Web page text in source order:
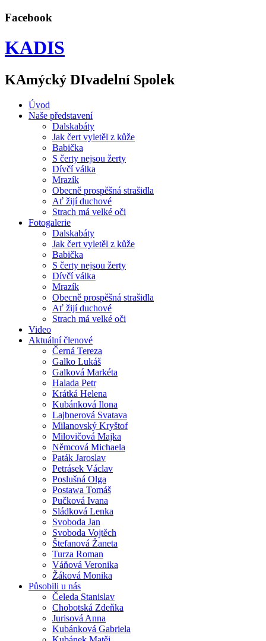
Facebook
KADIS
KAmýcký DIvadelní Spolek
Úvod
Naše představení
Dalskabáty
Jak čert vyletěl z kůže
Babička
S čerty nejsou žerty
Dívčí válka
Mrazík
Obecně prospěšná strašidla
Ať žijí duchové
Strach má velké oči
Fotogalerie
Dalskabáty
Jak čert vyletěl z kůže
Babička
S čerty nejsou žerty
Dívčí válka
Mrazík
Obecně prospěšná strašidla
Ať žijí duchové
Strach má velké oči
Video
Aktuální členové
Černá Tereza
Galko Lukáš
Galková Markéta
Halada Petr
Krátká Helena
Kubánková Ilona
Lajbnerová Svatava
Milanovský Kryštof
Milovičová Majka
Němcová Michaela
Paták Jaroslav
Petrásek Václav
Poslušná Olga
Postawa Tomáš
Pučková Ivana
Sládková Lenka
Svoboda Jan
Svoboda Vojtěch
Štefanová Žaneta
Turza Roman
Váňová Veronika
Žáková Monika
Působili u nás
Čeleda Stanislav
Chobotská Zdeňka
Jurisová Anna
Kubánková Gabriela